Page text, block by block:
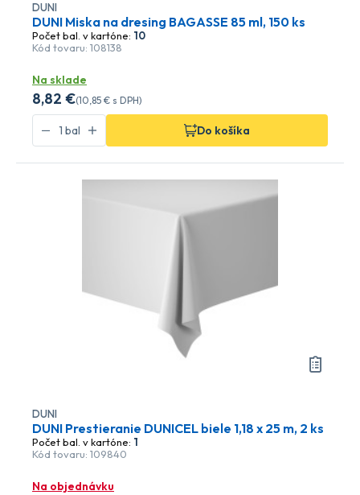
DUNI
DUNI Miska na dresing BAGASSE 85 ml, 150 ks
Počet bal. v kartóne: 10
Kód tovaru: 108138
Na sklade
8,82 €(10,85 € s DPH)
Do košíka
DUNI
DUNI Prestieranie DUNICEL biele 1,18 x 25 m, 2 ks
Počet bal. v kartóne: 1
Kód tovaru: 109840
Na objednávku